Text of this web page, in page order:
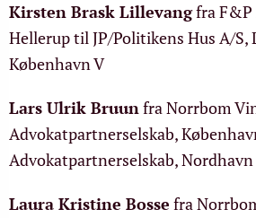
Kirsten Brask Lillevangfra F&P
Hellerup til JP/Politikens Hus A/S,
København V
Lars Ulrik Bruunfra Norrbom
Advokatpartnerselskab,
Advokatpartnerselskab, Nordhavn
Laura Kristine Bosse fra